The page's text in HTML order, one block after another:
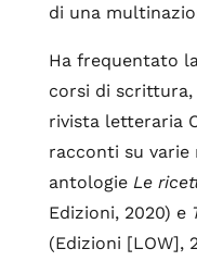
di una
Ha frequentato
corsi di
rivista letteraria
racconti su
antologie Le
Edizioni, 2020) e
(Edizioni [LOW],